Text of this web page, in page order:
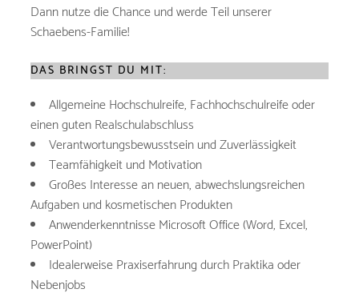
Dann nutze die Chance und werde Teil unserer
Schaebens-Familie!
DAS BRINGST DU MIT:
Allgemeine Hochschulreife, Fachhochschulreife oder
einen guten Realschulabschluss
Verantwortungsbewusstsein und Zuverlässigkeit
Teamfähigkeit und Motivation
Großes Interesse an neuen, abwechslungsreichen
Aufgaben und kosmetischen Produkten
Anwenderkenntnisse Microsoft Office (Word, Excel,
PowerPoint)
Idealerweise Praxiserfahrung durch Praktika oder
Nebenjobs